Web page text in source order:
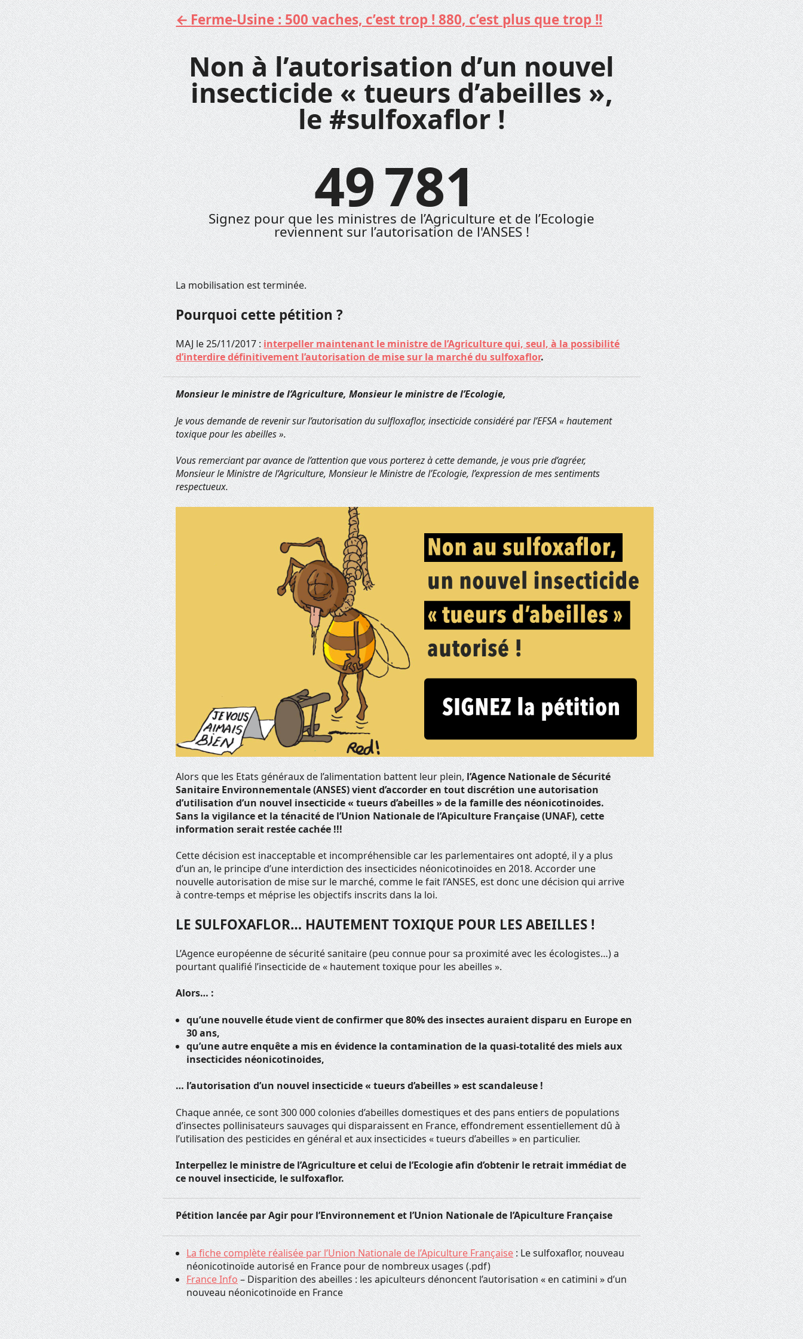
Aller
au
contenu
Ferme-Usine : 500 vaches, c’est trop ! 880, c’est plus que trop !!
Non à l’autorisation d’un nouvel
insecticide « tueurs d’abeilles »,
le #sulfoxaflor !
49 781
Signez pour que les ministres de l’Agriculture et de l’Ecologie
reviennent sur l’autorisation de l'ANSES !
La mobilisation est terminée.
Pourquoi cette pétition ?
MAJ le 25/11/2017 :interpeller maintenant le ministre de l’Agriculture qui, seul, à la possibilité
d’interdire définitivement l’autorisation de mise sur la marché du sulfoxaflor.
Monsieur le ministre de l’Agriculture, Monsieur le ministre de l’Ecologie,
Je vous demande de revenir sur l’autorisation du sulfloxaflor, insecticide considéré par l’EFSA « hautement
toxique pour les abeilles ».
Vous remerciant par avance de l’attention que vous porterez à cette demande, je vous prie d’agréer,
Monsieur le Ministre de l’Agriculture, Monsieur le Ministre de l’Ecologie, l’expression de mes sentiments
respectueux.
Alors que les Etats généraux de l’alimentation battent leur plein,l’Agence Nationale de Sécurité
Sanitaire Environnementale (ANSES) vient d’accorder en tout discrétion une autorisation
d’utilisation d’un nouvel insecticide « tueurs d’abeilles » de la famille des néonicotinoides.
Sans la vigilance et la ténacité de l’Union Nationale de l’Apiculture Française (UNAF), cette
information serait restée cachée !!!
Cette décision est inacceptable et incompréhensible car les parlementaires ont adopté, il y a plus
d’un an, le principe d’une interdiction des insecticides néonicotinoïdes en 2018. Accorder une
nouvelle autorisation de mise sur le marché, comme le fait l’ANSES, est donc une décision qui arrive
à contre-temps et méprise les objectifs inscrits dans la loi.
LE SULFOXAFLOR… HAUTEMENT TOXIQUE POUR LES ABEILLES !
L’Agence européenne de sécurité sanitaire (peu connue pour sa proximité avec les écologistes…) a
pourtant qualifié l’insecticide de « hautement toxique pour les abeilles ».
Alors… :
qu’une nouvelle étude vient de confirmer que 80% des insectes auraient disparu en Europe en
30 ans,
qu’une autre enquête a mis en évidence la contamination de la quasi-totalité des miels aux
insecticides néonicotinoides,
… l’autorisation d’un nouvel insecticide « tueurs d’abeilles » est scandaleuse !
Chaque année, ce sont 300 000 colonies d’abeilles domestiques et des pans entiers de populations
d’insectes pollinisateurs sauvages qui disparaissent en France, effondrement essentiellement dû à
l’utilisation des pesticides en général et aux insecticides « tueurs d’abeilles » en particulier.
Interpellez le ministre de l’Agriculture et celui de l’Ecologie afin d’obtenir le retrait immédiat de
ce nouvel insecticide, le sulfoxaflor.
Pétition lancée par Agir pour l’Environnement et l’Union Nationale de l’Apiculture Française
La fiche complète réalisée par l’Union Nationale de l’Apiculture Française: Le sulfoxaflor, nouveau
néonicotinoïde autorisé en France pour de nombreux usages (.pdf)
France Info– Disparition des abeilles : les apiculteurs dénoncent l’autorisation « en catimini » d’un
nouveau néonicotinoïde en France